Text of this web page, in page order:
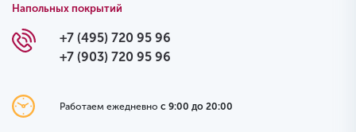
Напольных покрытий
+7 (495) 720 95 96
+7 (903) 720 95 96
Работаем ежедневно с 9:00 до 20:00